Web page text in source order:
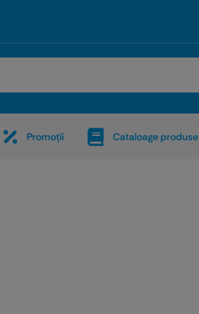
Promoţii Cataloage produse